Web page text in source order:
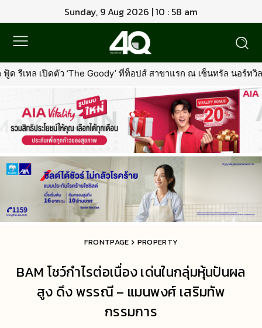
Sunday, 9 Aug 2026 | 10 : 58 am
ที่ท็อปส์ สาขาแรก ณ เซ็นทรัล นอร์ทวิลล์พร้อมรุกตลาด Premium
FRONTPAGE PROPERTY
BAM โชว์กำไรต่อเนื่อง เด่นในกลุ่มหุ้นปันผล
สูง ดึง พรรณี – แมนพงศ์ เสริมทัพ
กรรมการ